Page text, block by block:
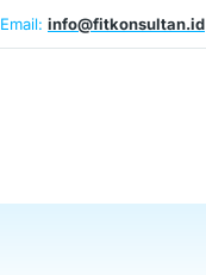
Email: info@fitkonsultan.id